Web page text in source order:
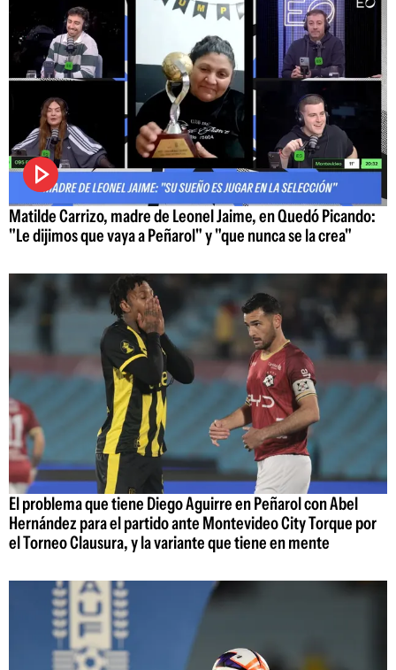
Matilde Carrizo, madre de Leonel Jaime, en Quedó Picando:
"Le dijimos que vaya a Peñarol" y "que nunca se la crea"
El problema que tiene Diego Aguirre en Peñarol con Abel
Hernández para el partido ante Montevideo City Torque por
el Torneo Clausura, y la variante que tiene en mente